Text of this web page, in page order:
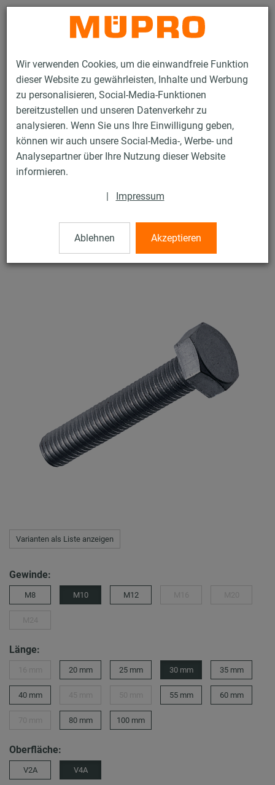
Wir verwenden Cookies, um die einwandfreie Funktion
dieser Website zu gewährleisten, Inhalte und Werbung
zu personalisieren, Social-Media-Funktionen
bereitzustellen und unseren Datenverkehr zu
analysieren. Wenn Sie uns Ihre Einwilligung geben,
können wir auch unsere Social-Media-, Werbe- und
Analysepartner über Ihre Nutzung dieser Website
informieren.
| Impressum
Ablehnen Akzeptieren
Kontakt
Produkte Befestigungstechnik
Edelstahlprodukte
Edelstahl-Montageteile
Sechskantschrauben
Sechskantschrauben
V4A Sechskantschraube, DIN 933, M10 x 30 mm
Varianten als Liste anzeigen
Gewinde:
M8 M10 M12
Länge:
20 mm 25 mm 30 mm 35 mm
40 mm 55 mm 60 mm
80 mm 100 mm
Oberfläche:
V2A V4A